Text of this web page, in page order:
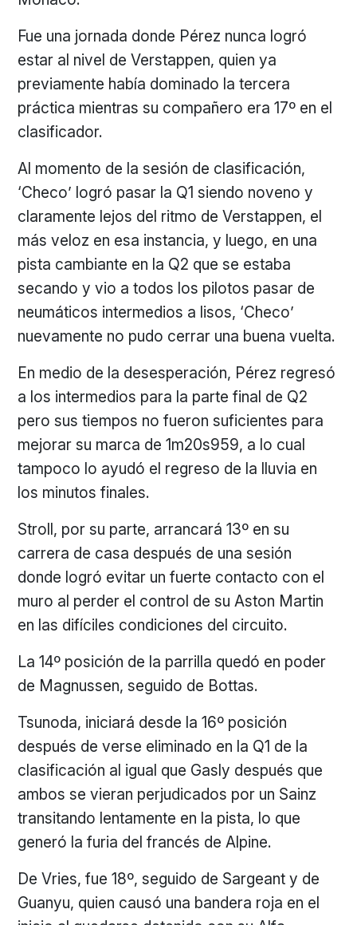
Fue una jornada donde Pérez nunca logró
estar al nivel de Verstappen, quien ya
previamente había dominado la tercera
práctica mientras su compañero era 17º en el
clasificador.
Al momento de la sesión de clasificación,
‘Checo’ logró pasar la Q1 siendo noveno y
claramente lejos del ritmo de Verstappen, el
más veloz en esa instancia, y luego, en una
pista cambiante en la Q2 que se estaba
secando y vio a todos los pilotos pasar de
neumáticos intermedios a lisos, ‘Checo’
nuevamente no pudo cerrar una buena vuelta.
En medio de la desesperación, Pérez regresó
a los intermedios para la parte final de Q2
pero sus tiempos no fueron suficientes para
mejorar su marca de 1m20s959, a lo cual
tampoco lo ayudó el regreso de la lluvia en
los minutos finales.
Stroll, por su parte, arrancará 13º en su
carrera de casa después de una sesión
donde logró evitar un fuerte contacto con el
muro al perder el control de su Aston Martin
en las difíciles condiciones del circuito.
La 14º posición de la parrilla quedó en poder
de Magnussen, seguido de Bottas.
Tsunoda, iniciará desde la 16º posición
después de verse eliminado en la Q1 de la
clasificación al igual que Gasly después que
ambos se vieran perjudicados por un Sainz
transitando lentamente en la pista, lo que
generó la furia del francés de Alpine.
De Vries, fue 18º, seguido de Sargeant y de
Guanyu, quien causó una bandera roja en el